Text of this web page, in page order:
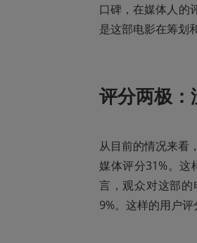
口碑，在媒体人的
是这部电影在筹划
评分两极
从目前的情况来看
媒体评分31%。这
言，观众对这部
9%。这样的用户评